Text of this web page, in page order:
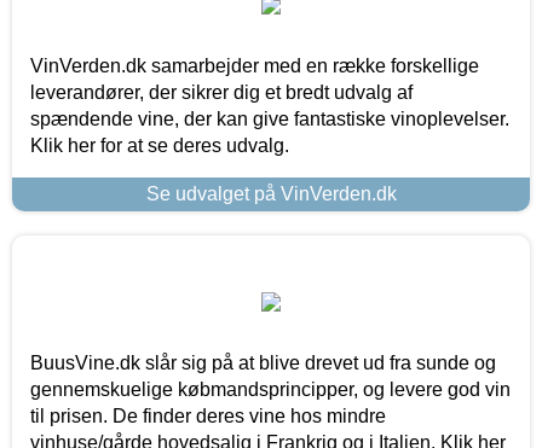
VinVerden.dk samarbejder med en række forskellige
leverandører, der sikrer dig et bredt udvalg af
spændende vine, der kan give fantastiske vinoplevelser.
Klik her for at se deres udvalg.
Se udvalget på VinVerden.dk
BuusVine.dk slår sig på at blive drevet ud fra sunde og
gennemskuelige købmandsprincipper, og levere god vin
til prisen. De finder deres vine hos mindre
vinhuse/gårde hovedsalig i Frankrig og i Italien. Klik her